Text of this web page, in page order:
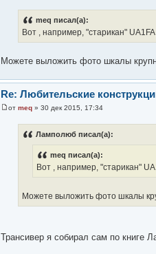
meq писал(а):
Вот , например, "старикан"
Можете выложить фото шкалы
Re: Любительские
от meq» 30 дек 2015, 17:34
Ламполюб писал(а):
meq писал(а):
Вот , например, "старикан"
Можете выложить фото шкалы
Трансивер я собирал сам по книге